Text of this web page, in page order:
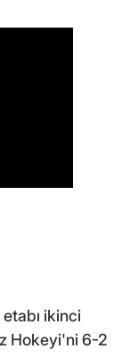
ikinci
Hokeyi'ni 6-2